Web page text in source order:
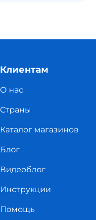
Клиентам
О нас
Страны
Каталог магазинов
Блог
Видеоблог
Инструкции
Помощь